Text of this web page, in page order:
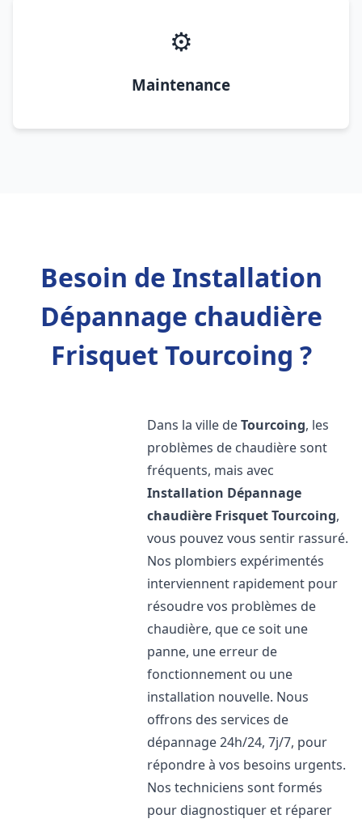
⚙️
Maintenance
Besoin de Installation
Dépannage chaudière
Frisquet Tourcoing ?
Dans la ville deTourcoing, les
problèmes de chaudière sont
fréquents, mais avec
Installation Dépannage
chaudière FrisquetTourcoing,
vous pouvez vous sentir rassuré.
Nos plombiers expérimentés
interviennent rapidement pour
résoudre vos problèmes de
chaudière, que ce soit une
panne, une erreur de
fonctionnement ou une
installation nouvelle. Nous
offrons des services de
dépannage 24h/24, 7j/7, pour
répondre à vos besoins urgents.
Nos techniciens sont formés
pour diagnostiquer et réparer